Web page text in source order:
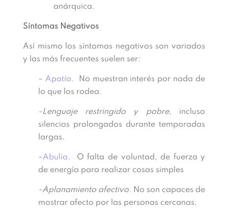
anárquica.
Síntomas Negativos
Así mismo los síntomas negativos son variados
y las más frecuentes suelen ser:
– Apatía. No muestran interés por nada de
lo que los rodea.
-Lenguaje restringido y pobre, incluso
silencios prolongados durante temporadas
largas.
–Abulia. O falta de voluntad, de fuerza y
de energía para realizar cosas simples
-Aplanamiento afectivo. No son capaces de
mostrar afecto por las personas cercanas.